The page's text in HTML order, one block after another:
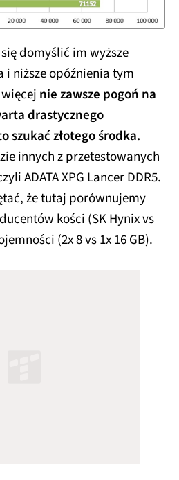
domyślić im wyższe
niższe opóźnienia tym
nie zawsze pogoń na
drastycznego
szukać złotego środka.
innych z przetestowanych
ADATA XPG Lancer DDR5.
że tutaj porównujemy
kości (SK Hynix vs
(2x 8 vs 1x 16 GB).